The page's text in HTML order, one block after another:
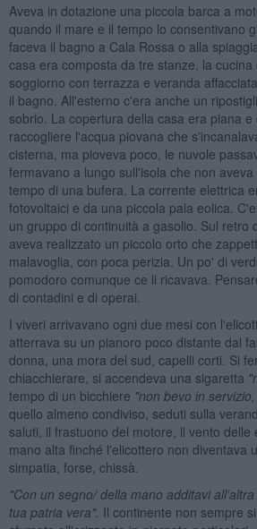
Aveva in dotazione una piccola barca a
quando il mare e il tempo lo consentivano
faceva il bagno a Cala Rossa o alla
casa era composta da tre stanze, la cucina
soggiorno con terrazza e veranda
il bagno. All'esterno c'era anche un
sobrio. La copertura della casa era piana e
raccogliere l'acqua piovana che
cisterna, ma pioveva poco, le nuvole
fermavano a lungo sull'isola che non
tempo di una bufera. La corrente elettrica
fotovoltaici e da una piccola pala eolica.
un gruppo di continuità a gasolio. Sul retro
aveva realizzato un piccolo orto che
malavoglia, con poca perizia. Un po' di
pomodoro comunque ce li ricavava.
di contadini e di operai.
I viveri arrivavano ogni due mesi con
atterrava su un pianoro poco distante dal
donna, una mora del sud, capelli corti. Si
chiacchierare, si accendeva una sigaretta
tempo di un bicchiere "non bevo in
quello almeno condiviso, seduti sulla
saluti, il frastuono del motore, il vento delle
mano alta finché l'elicottero non diventava
simpatia, forse, chissà.
"Con un segno/ della mano additavi
tua patria vera". Il continente non sempre